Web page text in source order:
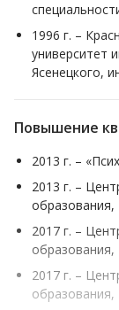
1996 г. –
университет
Ясенецкого,
Повышение
2013 г. –
2013 г. –
образования,
2017 г. –
образования,
2017 г. –
образования,